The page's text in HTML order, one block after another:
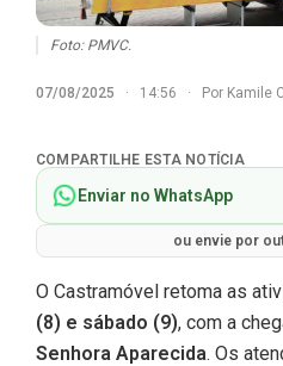
Foto: PMVC.
07/08/2025 · 14:56 · Por Kamile
COMPARTILHE ESTA NOTÍCIA
Enviar no WhatsApp
ou envie por
O Castramóvel retoma as
(8) e sábado (9), com a
Senhora Aparecida. Os